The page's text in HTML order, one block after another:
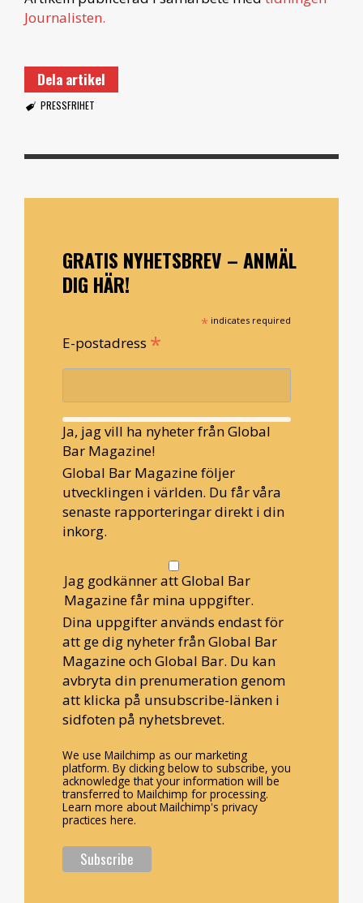
Journalisten.
Dela artikel
PRESSFRIHET
GRATIS NYHETSBREV – ANMÄL
DIG HÄR!
* indicates required
E-postadress *
Ja, jag vill ha nyheter från Global
Bar Magazine!
Global Bar Magazine följer
utvecklingen i världen. Du får våra
senaste rapporteringar direkt i din
inkorg.
Jag godkänner att Global Bar
Magazine får mina uppgifter.
Dina uppgifter används endast för
att ge dig nyheter från Global Bar
Magazine och Global Bar. Du kan
avbryta din prenumeration genom
att klicka på unsubscribe-länken i
sidfoten på nyhetsbrevet.
We use Mailchimp as our marketing
platform. By clicking below to subscribe, you
acknowledge that your information will be
transferred to Mailchimp for processing.
Learn more about Mailchimp's privacy
practices here.